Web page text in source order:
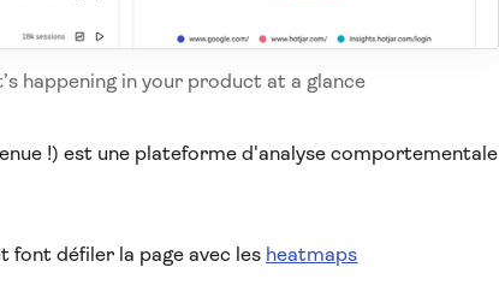
happening in your product at a glance
!) est une plateforme d'analyse comportementale
font défiler la page avec les heatmaps